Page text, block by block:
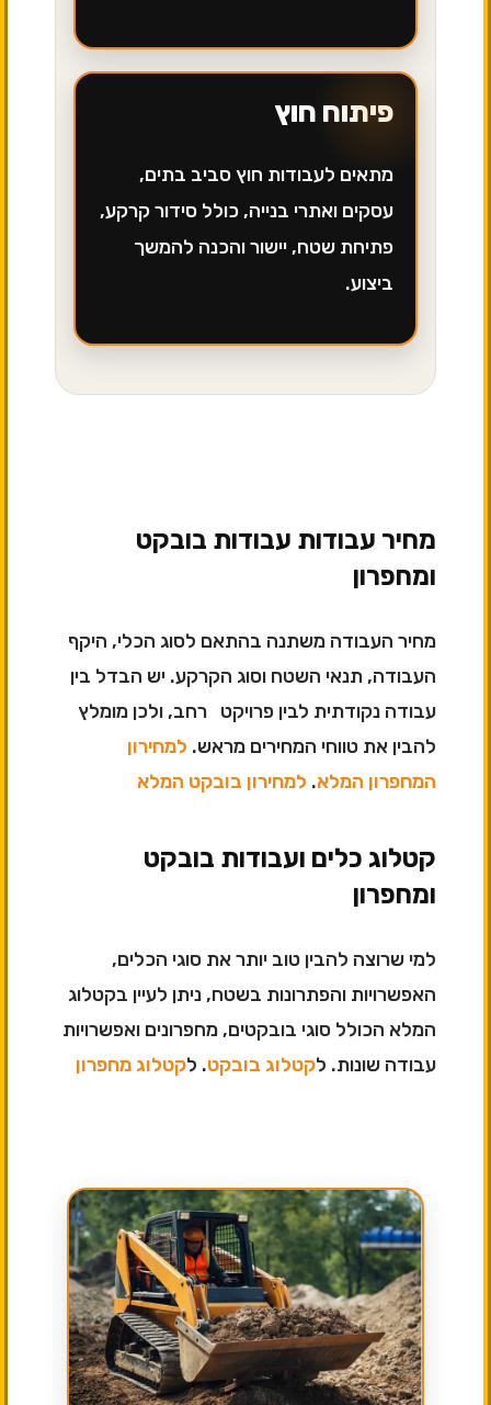
פיתוח חוץ
מתאים לעבודות חוץ סביב בתים,
עסקים ואתרי בנייה, כולל סידור קרקע,
פתיחת שטח, יישור והכנה להמשך
ביצוע.
מחיר עבודות עבודות בובקט
ומחפרון
מחיר העבודה משתנה בהתאם לסוג הכלי, היקף
העבודה, תנאי השטח וסוג הקרקע. יש הבדל בין
עבודה נקודתית לבין פרויקט רחב, ולכן מומלץ
להבין את טווחי המחירים מראש. למחירון
המחפרון המלא. למחירון בובקט המלא
קטלוג כלים ועבודות בובקט
ומחפרון
למי שרוצה להבין טוב יותר את סוגי הכלים,
האפשרויות והפתרונות בשטח, ניתן לעיין בקטלוג
המלא הכולל סוגי בובקטים, מחפרונים ואפשרויות
עבודה שונות. לקטלוג בובקט. לקטלוג מחפרון